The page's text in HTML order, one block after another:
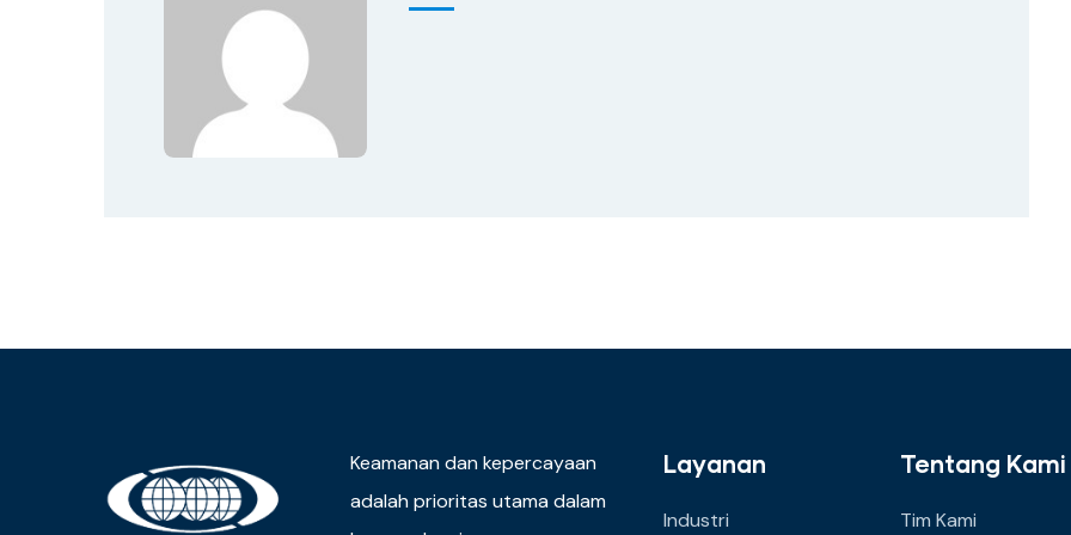
Keamanan dan kepercayaan
adalah prioritas utama dalam
Layanan
Industri
Tentang Kami
Tim Kami